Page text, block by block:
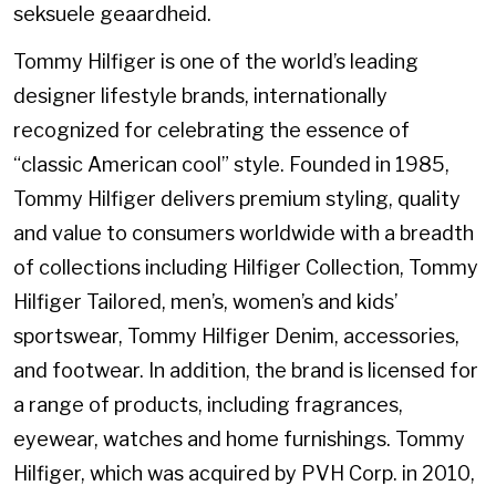
seksuele geaardheid.
Tommy Hilfiger is one of the world’s leading
designer lifestyle brands, internationally
recognized for celebrating the essence of
“classic American cool” style. Founded in 1985,
Tommy Hilfiger delivers premium styling, quality
and value to consumers worldwide with a breadth
of collections including Hilfiger Collection, Tommy
Hilfiger Tailored, men’s, women’s and kids’
sportswear, Tommy Hilfiger Denim, accessories,
and footwear. In addition, the brand is licensed for
a range of products, including fragrances,
eyewear, watches and home furnishings. Tommy
Hilfiger, which was acquired by PVH Corp. in 2010,